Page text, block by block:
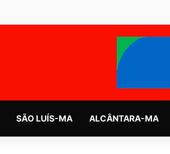
SÃO LUÍS-MA ALCÂNTARA-MA